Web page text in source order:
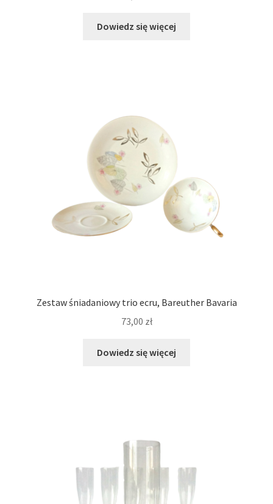
Dowiedz się więcej
Zestaw śniadaniowy trio ecru, Bareuther Bavaria
73,00 zł
Dowiedz się więcej